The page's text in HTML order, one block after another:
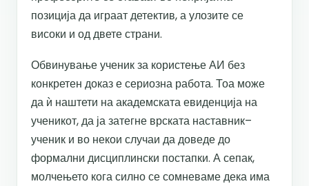
позиција да играат детектив, а улозите се
високи и од двете страни.
Обвинување ученик за користење АИ без
конкретен доказ е сериозна работа. Тоа може
да ѝ наштети на академската евиденција на
ученикот, да ја затегне врската наставник–
ученик и во некои случаи да доведе до
формални дисциплински постапки. А сепак,
молчењето кога силно се сомневаме дека има